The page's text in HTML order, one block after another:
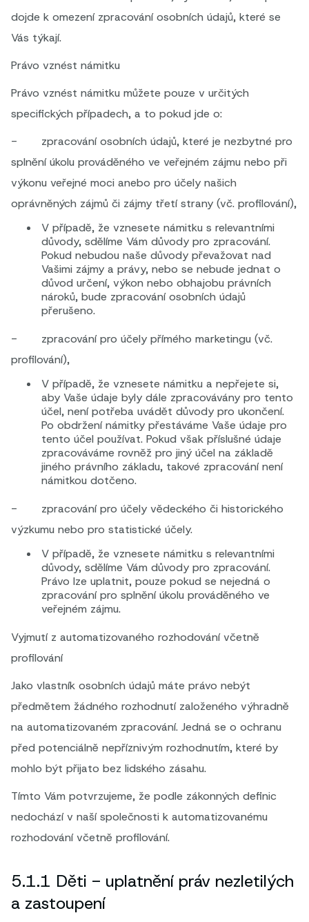
dojde k omezení zpracování osobních údajů, které se
Vás týkají.
Právo vznést námitku
Právo vznést námitku můžete pouze v určitých
specifických případech, a to pokud jde o:
- zpracování osobních údajů, které je nezbytné pro
splnění úkolu prováděného ve veřejném zájmu nebo při
výkonu veřejné moci anebo pro účely našich
oprávněných zájmů či zájmy třetí strany (vč. profilování),
V případě, že vznesete námitku s relevantními
důvody, sdělíme Vám důvody pro zpracování.
Pokud nebudou naše důvody převažovat nad
Vašimi zájmy a právy, nebo se nebude jednat o
důvod určení, výkon nebo obhajobu právních
nároků, bude zpracování osobních údajů
přerušeno.
- zpracování pro účely přímého marketingu (vč.
profilování),
V případě, že vznesete námitku a nepřejete si,
aby Vaše údaje byly dále zpracovávány pro tento
účel, není potřeba uvádět důvody pro ukončení.
Po obdržení námitky přestáváme Vaše údaje pro
tento účel používat. Pokud však příslušné údaje
zpracováváme rovněž pro jiný účel na základě
jiného právního základu, takové zpracování není
námitkou dotčeno.
- zpracování pro účely vědeckého či historického
výzkumu nebo pro statistické účely.
V případě, že vznesete námitku s relevantními
důvody, sdělíme Vám důvody pro zpracování.
Právo lze uplatnit, pouze pokud se nejedná o
zpracování pro splnění úkolu prováděného ve
veřejném zájmu.
Vyjmutí z automatizovaného rozhodování včetně
profilování
Jako vlastník osobních údajů máte právo nebýt
předmětem žádného rozhodnutí založeného výhradně
na automatizovaném zpracování. Jedná se o ochranu
před potenciálně nepříznivým rozhodnutím, které by
mohlo být přijato bez lidského zásahu.
Tímto Vám potvrzujeme, že podle zákonných definic
nedochází v naší společnosti k automatizovanému
rozhodování včetně profilování.
5.1.1 Děti - uplatnění práv nezletilých
a zastoupení